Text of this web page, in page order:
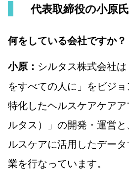
代表取締役の小原
何をしている会社ですか？
小原： シルタス株式会社
をすべての人に」をビジ
特化したヘルスケアケア
ルタス）」の開発・運営
ルスケアに活用したデー
業を行なっています。